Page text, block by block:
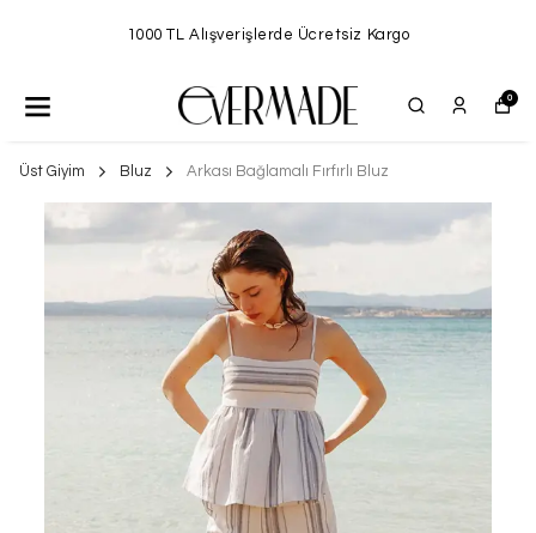
1000 TL Alışverişlerde Ücretsiz Kargo
0
Üst Giyim Bluz Arkası Bağlamalı Fırfırlı Bluz